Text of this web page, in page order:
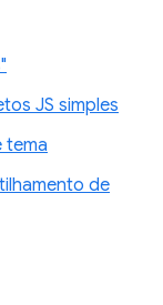
JS simples
tema
de